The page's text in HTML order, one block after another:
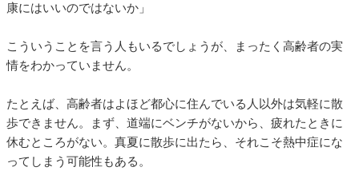
康にはいいのではないか」
こういうことを言う人もいるでしょうが、まったく高齢者の実
情をわかっていません。
たとえば、高齢者はよほど都心に住んでいる人以外は気軽に散
歩できません。まず、道端にベンチがないから、疲れたときに
休むところがない。真夏に散歩に出たら、それこそ熱中症にな
ってしまう可能性もある。